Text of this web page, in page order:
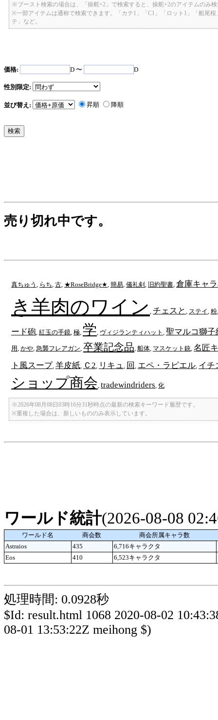
※ブースト検索の場合は、「操舵+2」で検索すると、操舵+2のアイテムのみ
※一部アイテムは通称で検索できます。「カテ1」「C1」「ロット1」「船尾
テ」など。
価格: D 〜 D
性別限定:
並び替え: 昇順 降順
売り切れ中です。
真ちゅう らち 古 ★RoseBridge★ 簡易 儀礼剣 旧約聖書 倉庫キャ
き羊肉のワイン チェスと ステイ 粉
ード砲 紅玉の手鏡 極 学 ヴィジランティハット 聖マルコ獅子
用 かや 急襲フレアガン 卒業記念品 船体 マスケット銃 名匠
ト風スープ 羊皮紙 Ｃ2 リキュ 回 エペ・ラピエル イチ
ショップ商会 tradewindriders 化
※2026年08月08日03時16分31秒時点の最新の検索キーワード履歴です。
※重複した場合は、新しいもののみ表示しています。
ワールド統計(2026-08-08
ワールド名 商会数
商会所属キャラ数
Astraios
435 6,716キャラクタ
Eos
410 6,523キャラクタ
処理時間: 0.0928秒
$Id: result.html 1068 2020-08-02
08-01 13:53:22Z meihong $)